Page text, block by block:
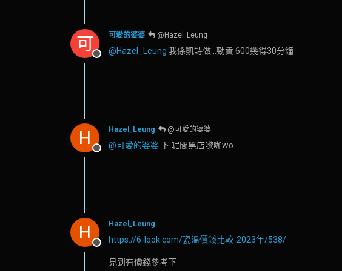
可
離線
可愛的婆婆 @Hazel_Leung
@Hazel_Leung 我係凱詩做...勁貴 600幾得30分鐘
H
離線
Hazel_Leung @可愛的婆婆
@可愛的婆婆下 呢間黑店嚟咖wo
H
離線
Hazel_Leung
https://6-look.com/瓷溫價錢比較-2023年/538/
見到有價錢參考下